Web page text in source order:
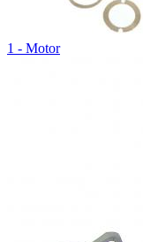
1 - Motor